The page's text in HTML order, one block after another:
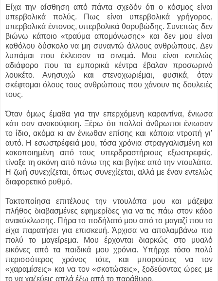
Είχα την αίσθηση από πάντα σχεδόν ότι ο κόσμος είναι
υπερβολικά πολύς. Πως είναι υπερβολικά γρήγορος,
υπερβολικά έντονος, υπερβολικά θορυβώδης. Συνεπώς δεν
βιώνω κάποιο «τραύμα απομόνωσης» και δεν μου είναι
καθόλου δύσκολο να μη συναντώ άλλους ανθρώπους. Δεν
λυπάμαι που έκλεισαν τα σινεμά. Μου είναι εντελώς
αδιάφορο που τα εμπορικά κέντρα έβαλαν προσωρινό
λουκέτο. Ανησυχώ και στενοχωριέμαι, φυσικά, όταν
σκέφτομαι όλους τους ανθρώπους που χάνουν τις δουλειές
τους.
Όταν όμως έμαθα για την επερχόμενη καραντίνα, ένιωσα
κάτι σαν ανακούφιση. Ξέρω ότι πολλοί άνθρωποι ένιωσαν
το ίδιο, ακόμα κι αν ένιωθαν επίσης και κάποια ντροπή γι’
αυτό. Η εσωστρέφειά μου, τόσα χρόνια στραγγαλισμένη και
κακοποιημένη από τους υπερδραστήριους εξωστρεφείς,
τίναξε τη σκόνη από πάνω της και βγήκε από την ντουλάπα.
Η ζωή συνεχίζεται, όπως συνεχίζεται, αλλά με έναν εντελώς
διαφορετικό ρυθμό.
Τακτοποίησα επιτέλους την ντουλάπα μου και μάζεψα
πλήθος διαβασμένες εφημερίδες για να τις πάω στον κάδο
ανακύκλωσης. Πήρα το ποδήλατό μου από το μαγαζί που το
είχα παρατήσει για επισκευή. Άρχισα να απολαμβάνω πιο
πολύ το μαγείρεμα. Μου έρχονται διαρκώς στο μυαλό
εικόνες από τα παιδικά μου χρόνια. Υπήρχε τόσο πολύ
περισσότερος χρόνος τότε, και μπορούσες να τον
«χαραμίσεις» και να τον «σκοτώσεις», ξοδεύοντας ώρες με
το να χαζεύεις απλά έξω από το παράθυρο.